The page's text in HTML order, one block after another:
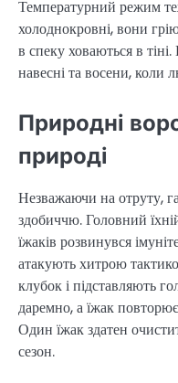
Температурний режим
холоднокровні, вони
в спеку ховаються в
навесні та восени, коли
Природні
природі
Незважаючи на отруту,
здобиччю. Головний
їжаків розвинувся
атакують хитрою
клубок і підставляють
даремно, а їжак
Один їжак здатен
сезон.